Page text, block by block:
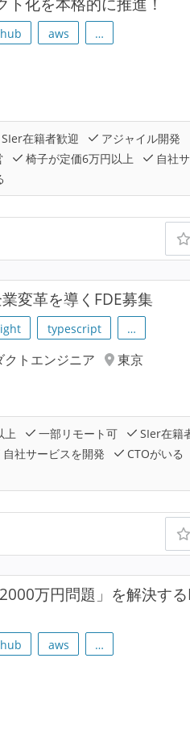
aws …
SIer在籍者歓迎
アジャイル開発
椅子が定価6万円以上
自社
変革を導くFDE募集
typescript …
トエンジニア
東京
上 一部リモート可
SIer在籍
自社サービスを開発
CTOがいる
万円問題」を解決す
aws …